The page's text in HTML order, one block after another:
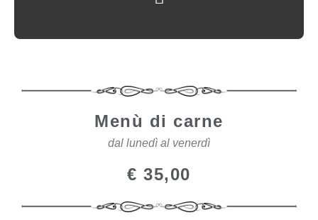
Menù di carne
dal lunedì al venerdì
€ 35,00